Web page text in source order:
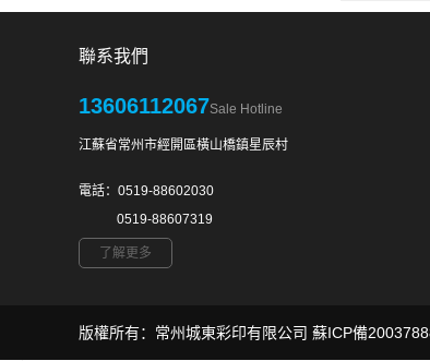
聯系我們
13606112067Sale Hotline
江蘇省常州市經開區橫山橋鎮星辰村
電話：0519-88602030
0519-88607319
了解更多
版權所有：常州城東彩印有限公司 蘇ICP備